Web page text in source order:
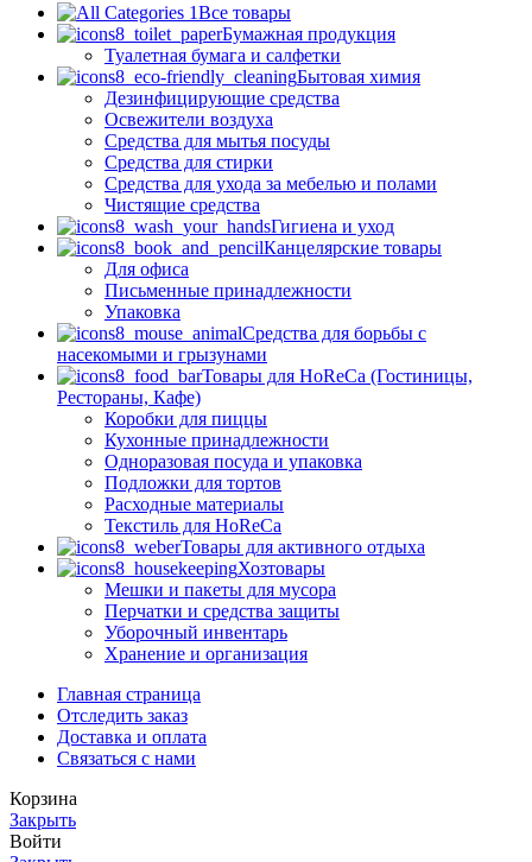
Все товары
Бумажная продукция
Туалетная бумага и салфетки
Бытовая химия
Дезинфицирующие средства
Освежители воздуха
Средства для мытья посуды
Средства для стирки
Средства для ухода за мебелью и полами
Чистящие средства
Гигиена и уход
Канцелярские товары
Для офиса
Письменные принадлежности
Упаковка
Средства для борьбы с
насекомыми и грызунами
Товары для HoReCa (Гостиницы,
Рестораны, Кафе)
Коробки для пиццы
Кухонные принадлежности
Одноразовая посуда и упаковка
Подложки для тортов
Расходные материалы
Текстиль для HoReCa
Товары для активного отдыха
Хозтовары
Мешки и пакеты для мусора
Перчатки и средства защиты
Уборочный инвентарь
Хранение и организация
Главная страница
Отследить заказ
Доставка и оплата
Связаться с нами
Корзина
Закрыть
Войти